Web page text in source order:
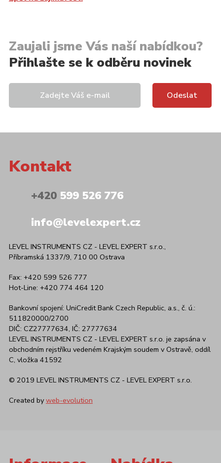
Zaujali jsme Vás naší nabídkou?
Přihlašte se k odběru novinek
Kontakt
+420599 526 776
info@levelexpert.cz
LEVEL INSTRUMENTS CZ - LEVEL EXPERT s.r.o.,
Příbramská 1337/9, 710 00 Ostrava
Fax: +420 599 526 777
Hot-Line: +420 774 464 120
Bankovní spojení: UniCredit Bank Czech Republic, a.s., č. ú.:
511820000/2700
DIČ: CZ27777634, IČ: 27777634
LEVEL INSTRUMENTS CZ - LEVEL EXPERT s.r.o. je zapsána v
obchodním rejstříku vedeném Krajským soudem v Ostravě, oddíl
C, vložka 41592
© 2019 LEVEL INSTRUMENTS CZ - LEVEL EXPERT s.r.o.
Created by web-evolution